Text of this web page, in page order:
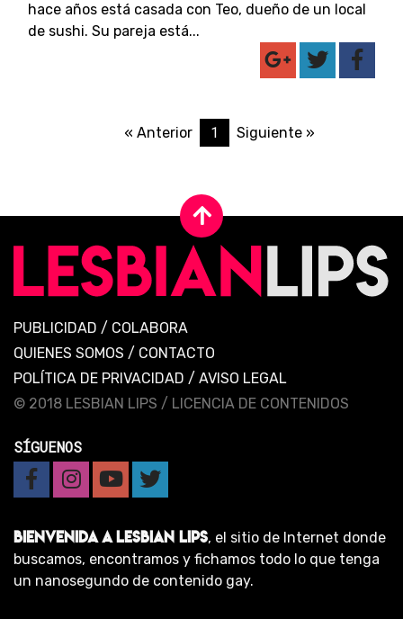
hace años está casada con Teo, dueño de un local
de sushi. Su pareja está...
« Anterior 1 Siguiente »
PUBLICIDAD / COLABORA
QUIENES SOMOS / CONTACTO
POLÍTICA DE PRIVACIDAD / AVISO LEGAL
© 2018 LESBIAN LIPS / LICENCIA DE CONTENIDOS
SÍGUENOS
BIENVENIDA A LESBIAN LIPS, el sitio de Internet donde
buscamos, encontramos y fichamos todo lo que tenga
un nanosegundo de contenido gay.